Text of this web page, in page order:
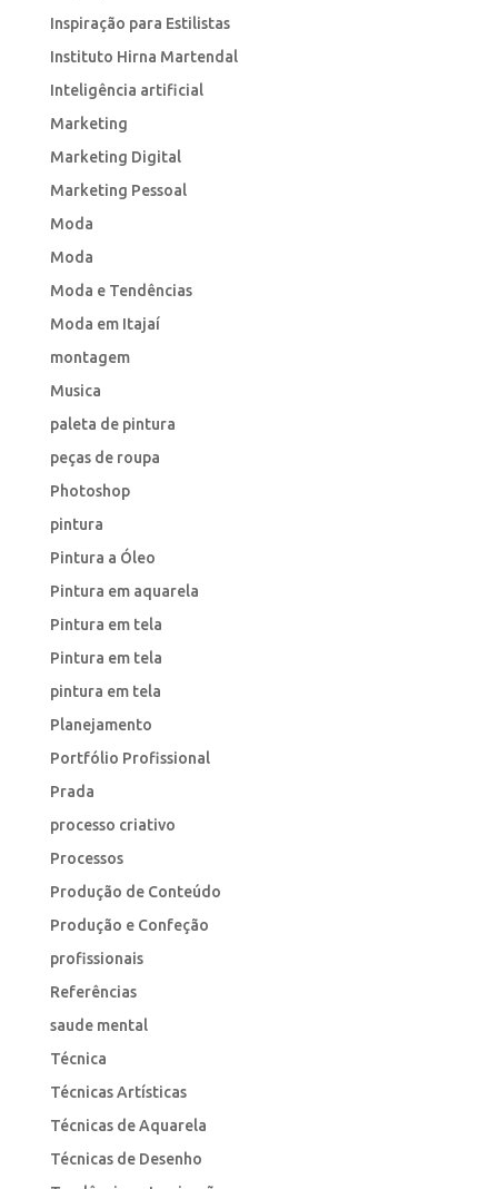
Inspiração para Estilistas
Instituto Hirna Martendal
Inteligência artificial
Marketing
Marketing Digital
Marketing Pessoal
Moda
Moda
Moda e Tendências
Moda em Itajaí
montagem
Musica
paleta de pintura
peças de roupa
Photoshop
pintura
Pintura a Óleo
Pintura em aquarela
Pintura em tela
Pintura em tela
pintura em tela
Planejamento
Portfólio Profissional
Prada
processo criativo
Processos
Produção de Conteúdo
Produção e Confeção
profissionais
Referências
saude mental
Técnica
Técnicas Artísticas
Técnicas de Aquarela
Técnicas de Desenho